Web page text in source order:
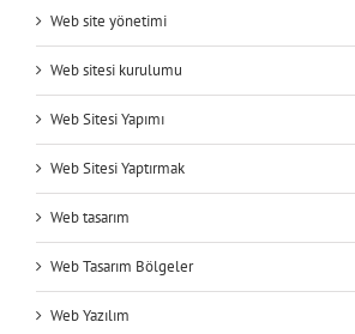
Web site yönetimi
Web sitesi kurulumu
Web Sitesi Yapımı
Web Sitesi Yaptırmak
Web tasarım
Web Tasarım Bölgeler
Web Yazılım